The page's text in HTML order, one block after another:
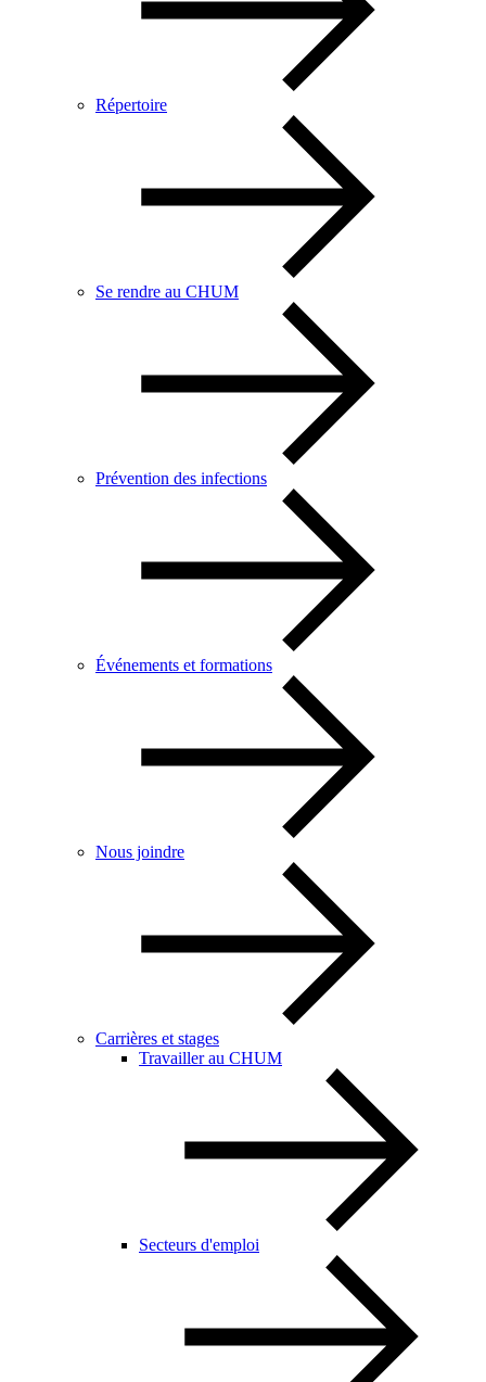
Répertoire
Se rendre au CHUM
Prévention des infections
Événements et formations
Nous joindre
Carrières et stages
Travailler au CHUM
Secteurs d'emploi